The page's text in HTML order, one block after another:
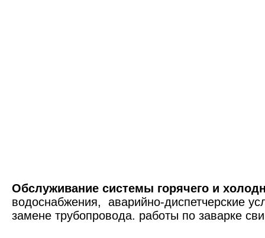
Обслуживание системы горячего и
водоснабжения, аварийно-диспетчерские
замене трубопровода. работы по заварке